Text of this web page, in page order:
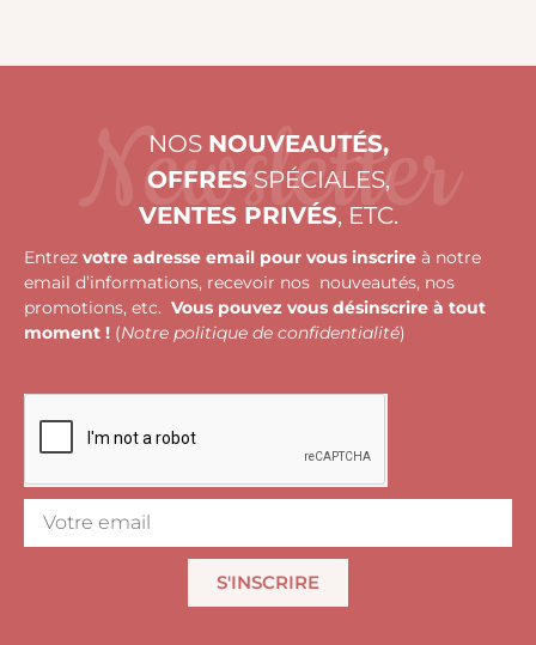
NOS NOUVEAUTÉS,
OFFRESSPÉCIALES,
VENTES PRIVÉS, ETC.
Newsletter
Entrez votre adresse email pour vous inscrire à notre
email d’informations, recevoir nos nouveautés, nos
promotions, etc. Vous pouvez vous désinscrire à tout
moment ! (Notre politique de confidentialité)
S'INSCRIRE